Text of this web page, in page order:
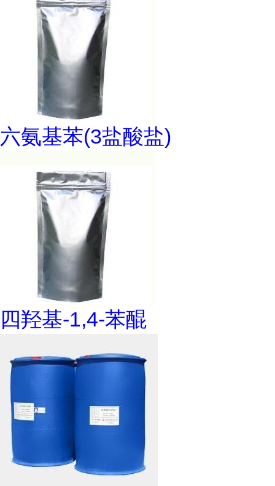
六氨基苯(3盐酸盐)
四羟基-1,4-苯醌